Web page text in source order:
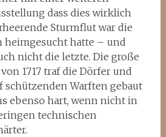
dass dies wirklich
Sturmflut war die
heimgesucht hatte – und
nicht die letzte. Die große
1717 traf die Dörfer und
schützenden Warften gebaut
ebenso hart, wenn nicht in
technischen